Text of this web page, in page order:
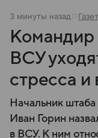
3 минуты назад
Командир
ВСУ
стресса и
Начальник штаба
Иван Горин
в ВСУ. К ним